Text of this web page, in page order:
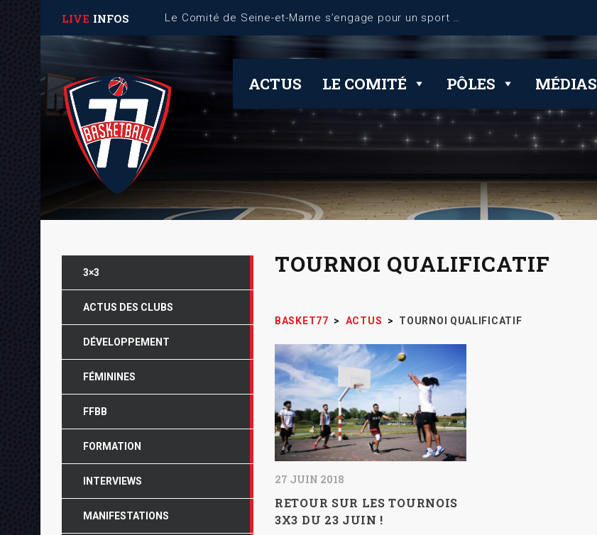
LIVE INFOS
ACTUS LE COMITÉ PÔLES MÉDIAS
TOURNOI QUALIFICATIF
BASKET77 > ACTUS > TOURNOI QUALIFICATIF
27 JUIN 2018
RETOUR SUR LES TOURNOIS
3X3 DU 23 JUIN !
3×3
ACTUS DES CLUBS
DÉVELOPPEMENT
FÉMININES
FFBB
FORMATION
INTERVIEWS
MANIFESTATIONS